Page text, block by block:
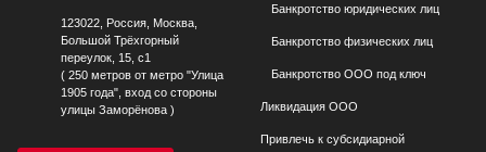
123022, Россия, Москва,
Большой Трёхгорный
переулок, 15, с1
( 250 метров от метро "Улица
1905 года", вход со стороны
улицы Заморёнова )
Банкротство юридических лиц
Банкротство физических лиц
Банкротство ООО под ключ
Ликвидация ООО
Привлечь к субсидиарной